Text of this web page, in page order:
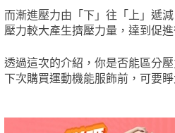
而漸進壓力由「下」往「上」遞
壓力較大產生擠壓力量，達到促
透過這次的介紹，你是否能區分
下次購買運動機能服飾前，可要睜